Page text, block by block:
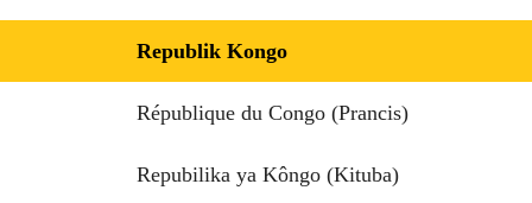
Republik Kongo
République du Congo (Prancis)
Repubilika ya Kôngo (Kituba)